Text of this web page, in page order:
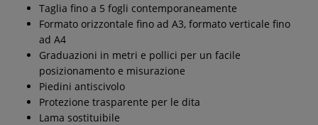
Taglia fino a 5 fogli contemporaneamente
Formato orizzontale fino ad A3, formato verticale fino
ad A4
Graduazioni in metri e pollici per un facile
posizionamento e misurazione
Piedini antiscivolo
Protezione trasparente per le dita
Lama sostituibile